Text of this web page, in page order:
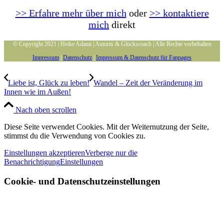
>> Erfahre mehr über mich oder >> kontaktiere
mich direkt
© Copyright 2021 | Heike Adami | Autorin & Glückscoach | Alle Rechte vorbehalten
Impressum Datenschutz Impressum & Datenschutz für Fanpages
Liebe ist, Glück zu leben! Wandel – Zeit der Veränderung im
Innen wie im Außen!
Nach oben scrollen
Diese Seite verwendet Cookies. Mit der Weiternutzung der Seite,
stimmst du die Verwendung von Cookies zu.
Einstellungen akzeptierenVerberge nur die
BenachrichtigungEinstellungen
Cookie- und Datenschutzeinstellungen